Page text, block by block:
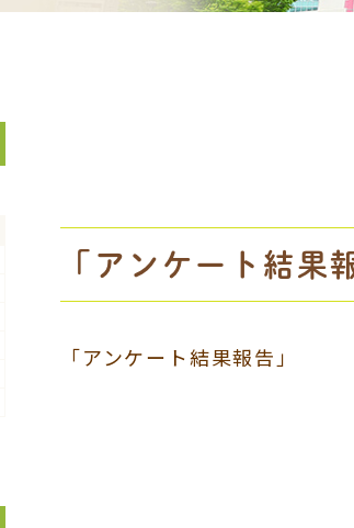
「アンケート結果
「アンケート結果報告」